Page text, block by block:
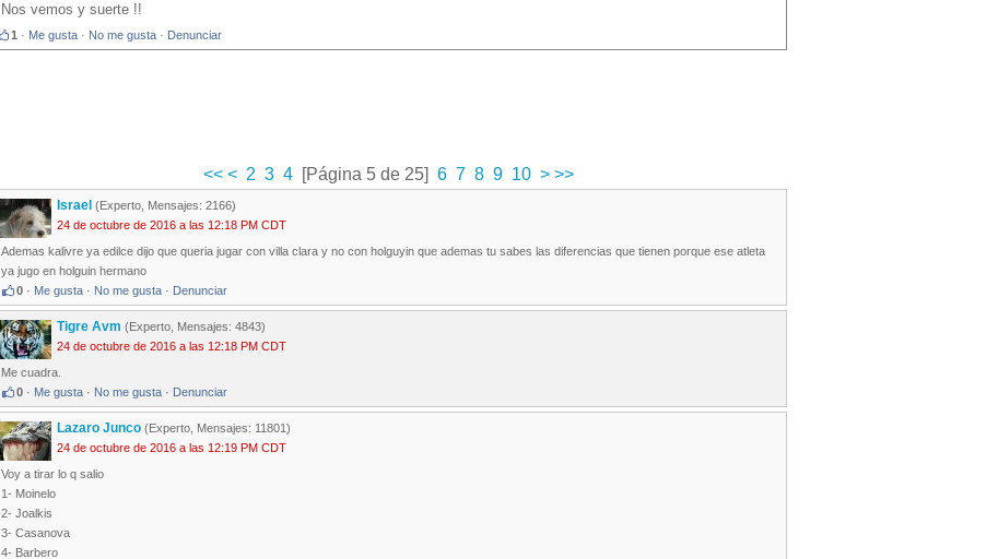
Nos vemos y suerte !!
1 · Me gusta · No me gusta · Denunciar
<< < 2 3 4 [Página 5 de 25] 6 7 8 9 10 >>>
Israel (Experto, Mensajes: 2166)
24 de octubre de 2016 a las 12:18 PM CDT
Ademas kalivre ya edilce dijo que queria jugar con villa clara y no con holguyin que ademas tu sabes las diferencias que tienen porque ese atleta
ya jugo en holguin hermano
0 · Me gusta · No me gusta · Denunciar
Tigre Avm (Experto, Mensajes: 4843)
24 de octubre de 2016 a las 12:18 PM CDT
Me cuadra.
0 · Me gusta · No me gusta · Denunciar
Lazaro Junco (Experto, Mensajes: 11801)
24 de octubre de 2016 a las 12:19 PM CDT
Voy a tirar lo q salio
1- Moinelo
2- Joalkis
3- Casanova
4- Barbero